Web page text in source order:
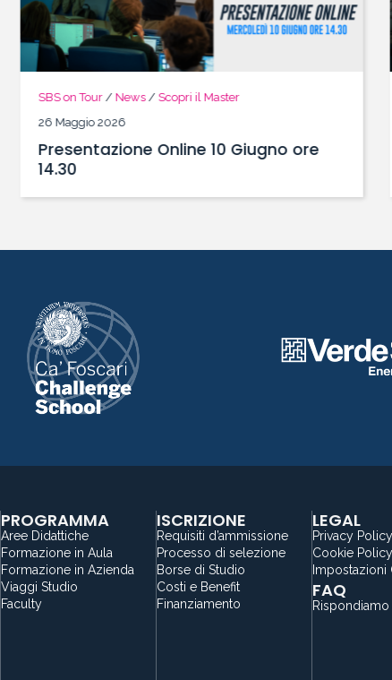
SBS on Tour/ News/ Scopri il Master
26 Maggio 2026
Presentazione Online 10 Giugno ore
14.30
PROGRAMMA
Aree Didattiche
Formazione in Aula
Formazione in Azienda
Viaggi Studio
Faculty
ISCRIZIONE
Requisiti d’ammissione
Processo di selezione
Borse di Studio
Costi e Benefit
Finanziamento
LEGAL
Privacy Policy
Cookie Policy
Impostazioni
FAQ